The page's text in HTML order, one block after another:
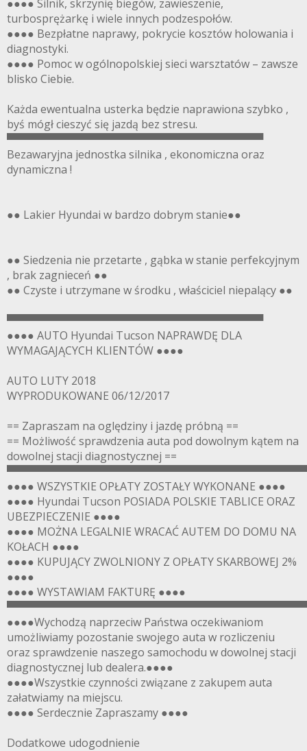
●●●● Silnik, skrzynię biegów, zawieszenie,
turbosprężarkę i wiele innych podzespołów.
●●●● Bezpłatne naprawy, pokrycie kosztów holowania i
diagnostyki.
●●●● Pomoc w ogólnopolskiej sieci warsztatów – zawsze
blisko Ciebie.
Każda ewentualna usterka będzie naprawiona szybko ,
byś mógł cieszyć się jazdą bez stresu.
▀▀▀▀▀▀▀▀▀▀▀▀▀▀▀▀▀▀▀▀▀▀▀▀▀▀▀▀▀▀▀▀▀▀
Bezawaryjna jednostka silnika , ekonomiczna oraz
dynamiczna !
●● Lakier Hyundai w bardzo dobrym stanie●●
●● Siedzenia nie przetarte , gąbka w stanie perfekcyjnym
, brak zagnieceń ●●
●● Czyste i utrzymane w środku , właściciel niepalący ●●
▀▀▀▀▀▀▀▀▀▀▀▀▀▀▀▀▀▀▀▀▀▀▀▀▀▀▀▀▀▀▀▀▀▀
●●●● AUTO Hyundai Tucson NAPRAWDĘ DLA
WYMAGAJĄCYCH KLIENTÓW ●●●●
AUTO LUTY 2018
WYPRODUKOWANE 06/12/2017
== Zapraszam na oględziny i jazdę próbną ==
== Możliwość sprawdzenia auta pod dowolnym kątem na
dowolnej stacji diagnostycznej ==
●●●● WSZYSTKIE OPŁATY ZOSTAŁY WYKONANE ●●●●
●●●● Hyundai Tucson POSIADA POLSKIE TABLICE ORAZ
UBEZPIECZENIE ●●●●
●●●● MOŻNA LEGALNIE WRACAĆ AUTEM DO DOMU NA
KOŁACH ●●●●
●●●● KUPUJĄCY ZWOLNIONY Z OPŁATY SKARBOWEJ 2%
●●●●
●●●● WYSTAWIAM FAKTURĘ ●●●●
●●●●Wychodzą naprzeciw Państwa oczekiwaniom
umożliwiamy pozostanie swojego auta w rozliczeniu
oraz sprawdzenie naszego samochodu w dowolnej stacji
diagnostycznej lub dealera.●●●●
●●●●Wszystkie czynności związane z zakupem auta
załatwiamy na miejscu.
●●●● Serdecznie Zapraszamy ●●●●
Dodatkowe udogodnienie